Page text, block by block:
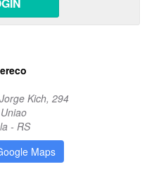
Kich, 294
- RS
Maps